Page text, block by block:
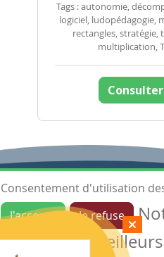
Tags : autonomie,
logiciel, ludopédagogie,
rectangles, stratégie,
multiplication,
Consulter
Ressources
Les ressources
Consentement d'utilisation
J'accepte
Je refuse
garantir de